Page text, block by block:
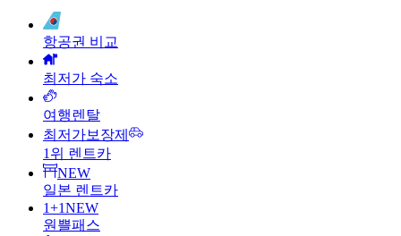
항공권 비교
최저가 숙소
여행렌탈
최저가보장제
1위 렌트카
NEW
일본 렌트카
1+1NEW
원쁠패스